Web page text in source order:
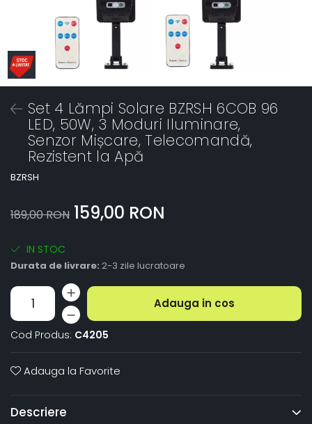
Set 4 Lămpi Solare BZRSH 6COB 96
LED, 50W, 3 Moduri Iluminare,
Senzor Mișcare, Telecomandă,
Rezistent la Apă
BZRSH
189,00 RON 159,00 RON
IN STOC
Durata de livrare: 2-3 zile lucratoare
Adauga in cos
Cod Produs: C4205
Adauga la Favorite
Descriere